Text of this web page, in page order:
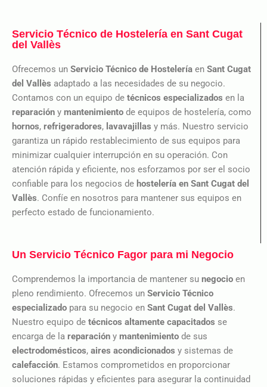
Servicio Técnico de Hostelería en Sant Cugat
del Vallès
Ofrecemos un Servicio Técnico de Hostelería en Sant Cugat
del Vallès adaptado a las necesidades de su negocio.
Contamos con un equipo de técnicos especializados en la
reparación y mantenimiento de equipos de hostelería, como
hornos, refrigeradores, lavavajillas y más. Nuestro servicio
garantiza un rápido restablecimiento de sus equipos para
minimizar cualquier interrupción en su operación. Con
atención rápida y eficiente, nos esforzamos por ser el socio
confiable para los negocios de hostelería en Sant Cugat del
Vallès. Confíe en nosotros para mantener sus equipos en
perfecto estado de funcionamiento.
Un Servicio Técnico Fagor para mi Negocio
Comprendemos la importancia de mantener su negocio en
pleno rendimiento. Ofrecemos un Servicio Técnico
especializado para su negocio en Sant Cugat del Vallès.
Nuestro equipo de técnicos altamente capacitados se
encarga de la reparación y mantenimiento de sus
electrodomésticos, aires acondicionados y sistemas de
calefacción. Estamos comprometidos en proporcionar
soluciones rápidas y eficientes para asegurar la continuidad